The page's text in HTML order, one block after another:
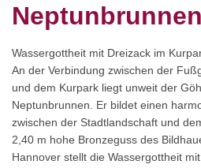
Neptunbrunnen
Wassergottheit mit Dreizack im
An der Verbindung zwischen der
und dem Kurpark liegt unweit der
Neptunbrunnen. Er bildet einen
zwischen der Stadtlandschaft und
2,40 m hohe Bronzeguss des
Hannover stellt die Wassergottheit